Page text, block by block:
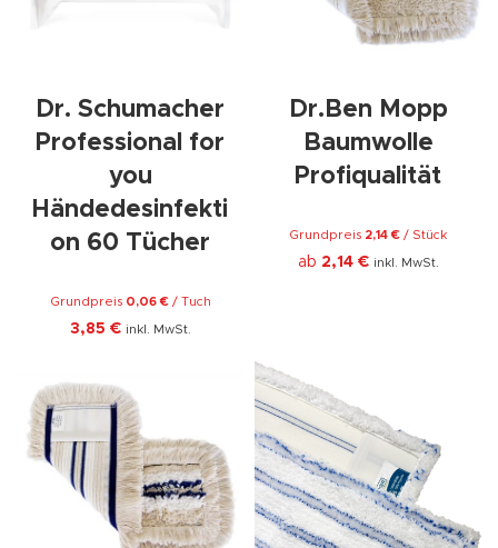
Dr. Schumacher
Professional for
you
Händedesinfekti
on 60 Tücher
3,85 € inkl. MwSt.
Grundpreis 0,06€/ Tuch
Dr.Ben Mopp
Baumwolle
Profiqualität
ab 2,14 € inkl. MwSt.
Grundpreis 2,14€ / Stück